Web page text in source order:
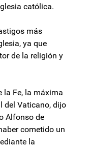
católica.
más
ya que
de la religión y
la Fe, la máxima
del Vaticano, dijo
Alfonso de
cometido un
la